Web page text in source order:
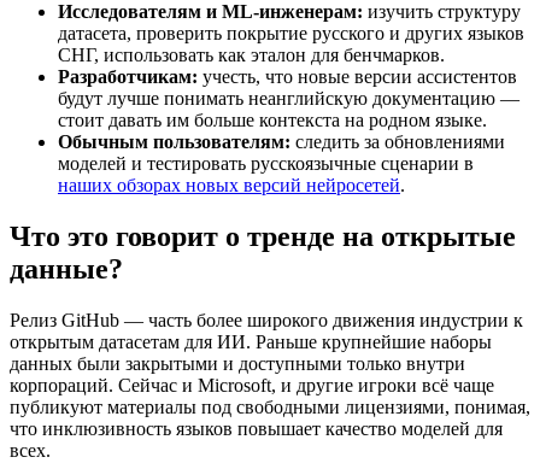
Исследователям и ML-инженерам: изучить структуру
датасета, проверить покрытие русского и других языков
СНГ, использовать как эталон для бенчмарков.
Разработчикам: учесть, что новые версии ассистентов
будут лучше понимать неанглийскую документацию —
стоит давать им больше контекста на родном языке.
Обычным пользователям: следить за обновлениями
моделей и тестировать русскоязычные сценарии в
наших обзорах новых версий нейросетей.
Что это говорит о тренде на открытые
данные?
Релиз GitHub — часть более широкого движения индустрии к
открытым датасетам для ИИ. Раньше крупнейшие наборы
данных были закрытыми и доступными только внутри
корпораций. Сейчас и Microsoft, и другие игроки всё чаще
публикуют материалы под свободными лицензиями, понимая,
что инклюзивность языков повышает качество моделей для
всех.